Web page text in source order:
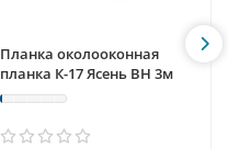
Планка околооконная
планка К-17 Ясень ВН 3м